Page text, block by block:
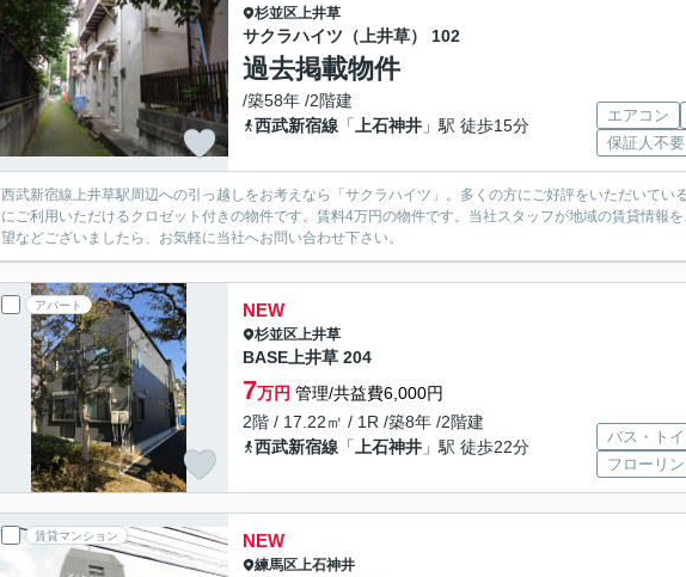
杉並区上井草
サクラハイツ（上井草） 102
過去掲載物件
/築58年 /2階建
西武新宿線 「 上石神井 」駅 徒歩15分
エアコン
保証人不要
西武新宿線上井草駅周辺への引っ越しをお考えなら「サクラハイツ」。多くの方にご好評をいただいてい
にご利用いただけるクロゼット付きの物件です。賃料4万円の物件です。当社スタッフが地域の賃貸情報
望などございましたら、お気軽に当社へお問い合わせ下さい。
アパート NEW
杉並区上井草
BASE上井草 204
7万円 管理/共益費6,000円
2階 / 17.22㎡ / 1R /築8年 /2階建
西武新宿線 「 上石神井 」駅 徒歩22分
バス・トイ
フローリ
賃貸マンション NEW
練馬区上石神井